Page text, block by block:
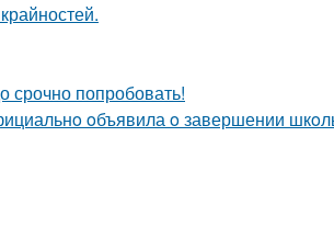
срочно попробовать!
oбъявила o завершении